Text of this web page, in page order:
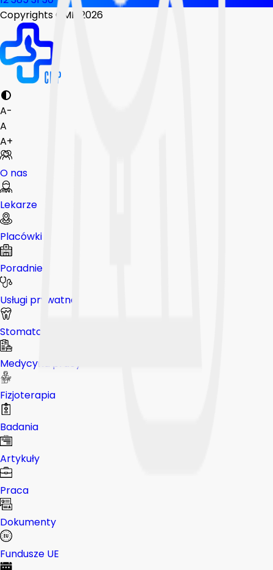
Copyrights CMP
2026
A-
A
A+
O nas
Lekarze
Placówki
Poradnie
Usługi prywatne
Stomatologia
Medycyna pracy
Fizjoterapia
Badania
Artykuły
Praca
Dokumenty
Fundusze UE